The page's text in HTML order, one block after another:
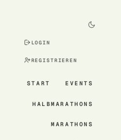
LOGIN
REGISTRIEREN
START EVENTS
HALBMARATHONS
MARATHONS